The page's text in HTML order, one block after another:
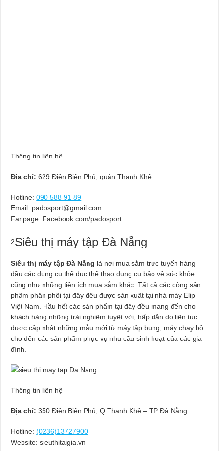
Thông tin liên hệ
Địa chỉ: 629 Điện Biên Phủ, quận Thanh Khê
Hotline: 090 588 91 89
Email: padosport@gmail.com
Fanpage: Facebook.com/padosport
2Siêu thị máy tập Đà Nẵng
Siêu thị máy tập Đà Nẵng là nơi mua sắm trực tuyến hàng
đầu các dụng cụ thể dục thể thao dụng cụ bảo vệ sức khỏe
cũng như những tiện ích mua sắm khác. Tất cả các dòng sản
phẩm phân phối tại đây đều được sản xuất tại nhà máy Elip
Việt Nam. Hầu hết các sản phẩm tại đây đều mang đến cho
khách hàng những trải nghiệm tuyệt vời, hấp dẫn do liên tục
được cập nhật những mẫu mới từ máy tập bụng, máy chạy bộ
cho đến các sản phẩm phục vụ nhu cầu sinh hoạt của các gia
đình.
Thông tin liên hệ
Địa chỉ: 350 Điện Biên Phủ, Q.Thanh Khê – TP Đà Nẵng
Hotline: (0236)13727900
Website: sieuthitaigia.vn